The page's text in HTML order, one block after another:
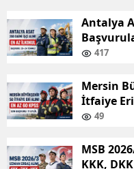
Antalya
Nelerdir?
417
Mersin
İtfaiye
49
MSB
KKK,